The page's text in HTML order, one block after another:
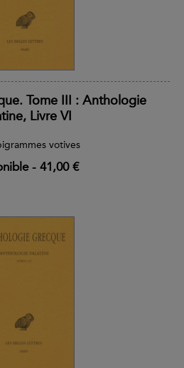
Tome III : Anthologie
Livre VI
votives
- 41,00 €